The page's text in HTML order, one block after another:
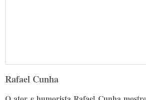
Rafael Cunha